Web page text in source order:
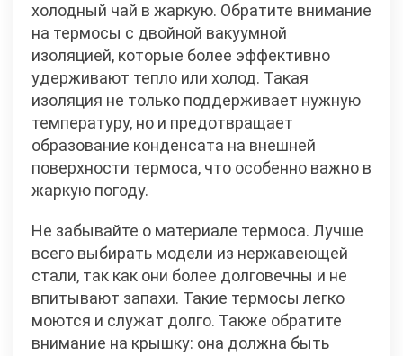
холодный чай в жаркую. Обратите внимание
на термосы с двойной вакуумной
изоляцией, которые более эффективно
удерживают тепло или холод. Такая
изоляция не только поддерживает нужную
температуру, но и предотвращает
образование конденсата на внешней
поверхности термоса, что особенно важно в
жаркую погоду.
Не забывайте о материале термоса. Лучше
всего выбирать модели из нержавеющей
стали, так как они более долговечны и не
впитывают запахи. Такие термосы легко
моются и служат долго. Также обратите
внимание на крышку: она должна быть